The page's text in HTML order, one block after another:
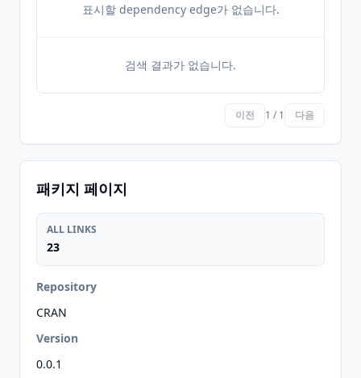
표시할 dependency edge가 없습니다.
검색 결과가 없습니다.
이전 1 / 1 다음
패키지 페이지
ALL LINKS
23
Repository
CRAN
Version
0.0.1